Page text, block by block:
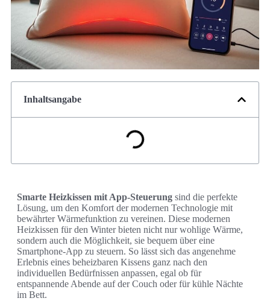
Inhaltsangabe
Smarte Heizkissen mit App-Steuerung sind die perfekte
Lösung, um den Komfort der modernen Technologie mit
bewährter Wärmefunktion zu vereinen. Diese modernen
Heizkissen für den Winter bieten nicht nur wohlige Wärme,
sondern auch die Möglichkeit, sie bequem über eine
Smartphone-App zu steuern. So lässt sich das angenehme
Erlebnis eines beheizbaren Kissens ganz nach den
individuellen Bedürfnissen anpassen, egal ob für
entspannende Abende auf der Couch oder für kühle Nächte
im Bett.